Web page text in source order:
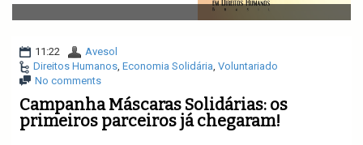
v
i
t
n
11:22
Avesol
Direitos Humanos Economia Solidária Voluntariado
No comments
Campanha Máscaras Solidárias: os
primeiros parceiros já chegaram!